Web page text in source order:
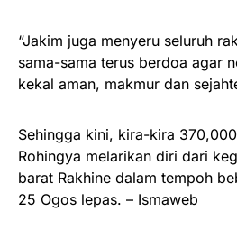
“Jakim juga menyeru seluruh
sama-sama terus berdoa agar
kekal aman, makmur dan
Sehingga kini, kira-kira
Rohingya melarikan diri dari
barat Rakhine dalam tempoh
25 Ogos lepas. – Ismaweb